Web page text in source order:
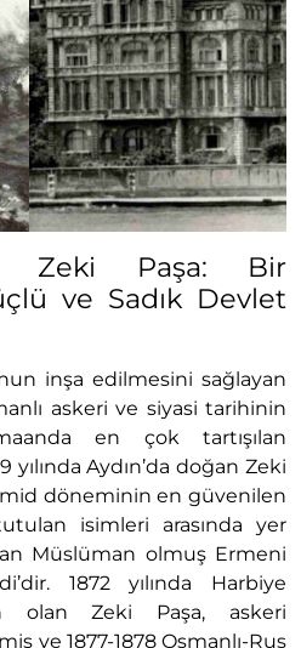
Zeki Paşa: Bir
ve Sadık Devlet
inşa edilmesini sağlayan
askeri ve siyasi tarihinin
en çok tartışılan
Aydın’da doğan Zeki
döneminin en güvenilen
isimleri arasında yer
Müslüman olmuş Ermeni
1872 yılında Harbiye
olan Zeki Paşa, askeri
ve 1877-1878 Osmanlı-Rus